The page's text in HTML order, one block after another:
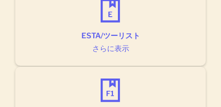
ESTA/ツーリスト
さらに表示